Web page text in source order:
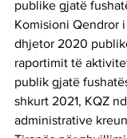
publike gjatë
Komisioni Qendror
dhjetor 2020
raportimit të
publik gjatë
shkurt 2021, KQZ
administrative